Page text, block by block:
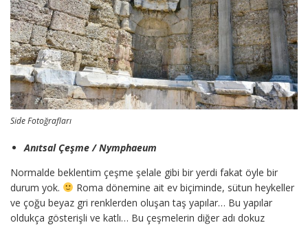
Side Fotoğrafları
Anıtsal Çeşme / Nymphaeum
Normalde beklentim çeşme şelale gibi bir yerdi fakat öyle bir
durum yok.
Roma dönemine ait ev biçiminde, sütun heykeller
ve çoğu beyaz gri renklerden oluşan taş yapılar… Bu yapılar
oldukça gösterişli ve katlı… Bu çeşmelerin diğer adı dokuz